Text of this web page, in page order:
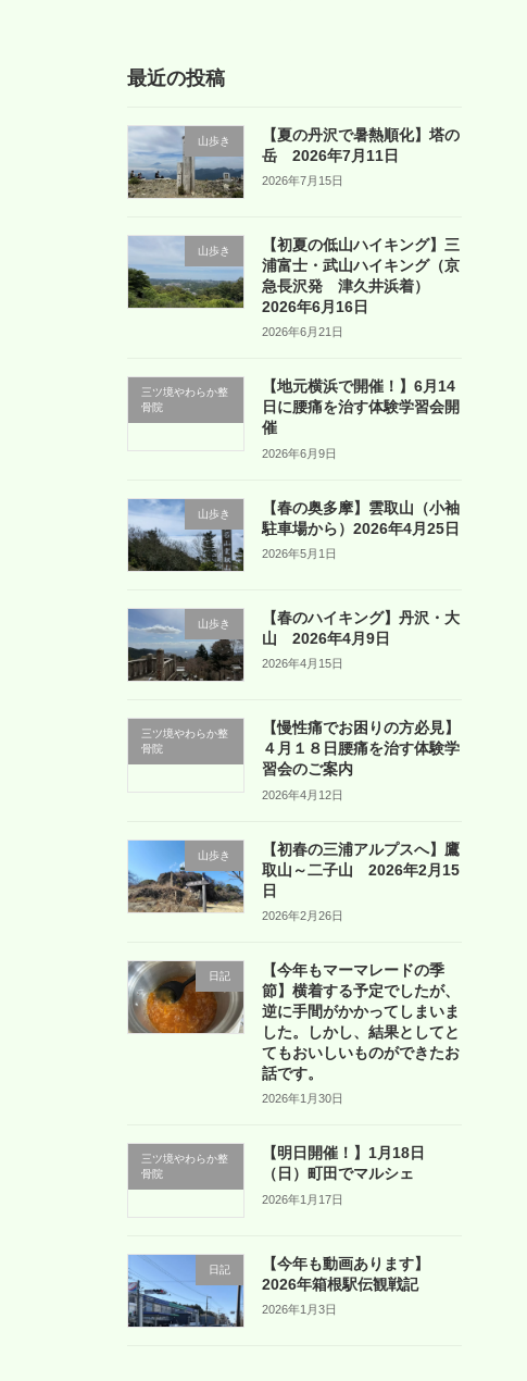
最近の投稿
山歩き
【夏の丹沢で暑熱順化】塔の
岳 2026年7月11日
2026年7月15日
山歩き
【初夏の低山ハイキング】三
浦富士・武山ハイキング（京
急長沢発 津久井浜着）
2026年6月16日
2026年6月21日
三ツ境やわらか整
骨院
【地元横浜で開催！】6月14
日に腰痛を治す体験学習会開
催
2026年6月9日
山歩き
【春の奥多摩】雲取山（小袖
駐車場から）2026年4月25日
2026年5月1日
山歩き
【春のハイキング】丹沢・大
山 2026年4月9日
2026年4月15日
三ツ境やわらか整
骨院
【慢性痛でお困りの方必見】
４月１８日腰痛を治す体験学
習会のご案内
2026年4月12日
山歩き
【初春の三浦アルプスへ】鷹
取山～二子山 2026年2月15
日
2026年2月26日
日記
【今年もマーマレードの季
節】横着する予定でしたが、
逆に手間がかかってしまいま
した。しかし、結果としてと
てもおいしいものができたお
話です。
2026年1月30日
三ツ境やわらか整
骨院
【明日開催！】1月18日
（日）町田でマルシェ
2026年1月17日
日記
【今年も動画あります】
2026年箱根駅伝観戦記
2026年1月3日